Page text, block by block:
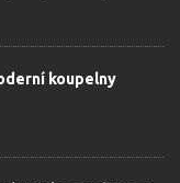
koupelny